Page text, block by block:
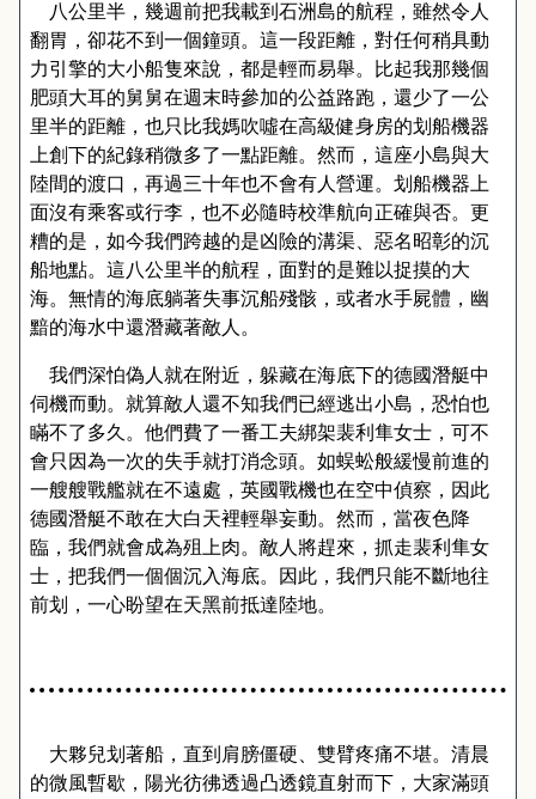
八公里半，幾週前把我載到石洲島的航程，雖然令人
翻胃，卻花不到一個鐘頭。這一段距離，對任何稍具動
力引擎的大小船隻來說，都是輕而易舉。比起我那幾個
肥頭大耳的舅舅在週末時參加的公益路跑，還少了一公
里半的距離，也只比我媽吹噓在高級健身房的划船機器
上創下的紀錄稍微多了一點距離。然而，這座小島與大
陸間的渡口，再過三十年也不會有人營運。划船機器上
面沒有乘客或行李，也不必隨時校準航向正確與否。更
糟的是，如今我們跨越的是凶險的溝渠
惡名昭彰的沉
船地點。這八公里半的航程，面對的是難以捉摸的大
海。無情的海底躺著失事沉船殘骸，或者水手屍體，幽
黯的海水中還潛藏著敵人。
我們深怕偽人就在附近，躲藏在海底下的德國潛艇中
伺機而動。就算敵人還不知我們已經逃出小島，恐怕也
瞞不了多久。他們費了一番工夫綁架裴利隼女士，可不
會只因為一次的失手就打消念頭。如蜈蚣般緩慢前進的
一艘艘戰艦就在不遠處，英國戰機也在空中偵察，因此
德國潛艇不敢在大白天裡輕舉妄動。然而，當夜色降
臨，我們就會成為殂上肉。敵人將趕來，抓走裴利隼女
士，把我們一個個沉入海底。因此，我們只能不斷地往
前划，一心盼望在天黑前抵達陸地。
大夥兒划著船，直到肩膀僵硬、雙臂疼痛不堪。清晨
的微風暫歇，陽光彷彿透過凸透鏡直射而下，大家滿頭